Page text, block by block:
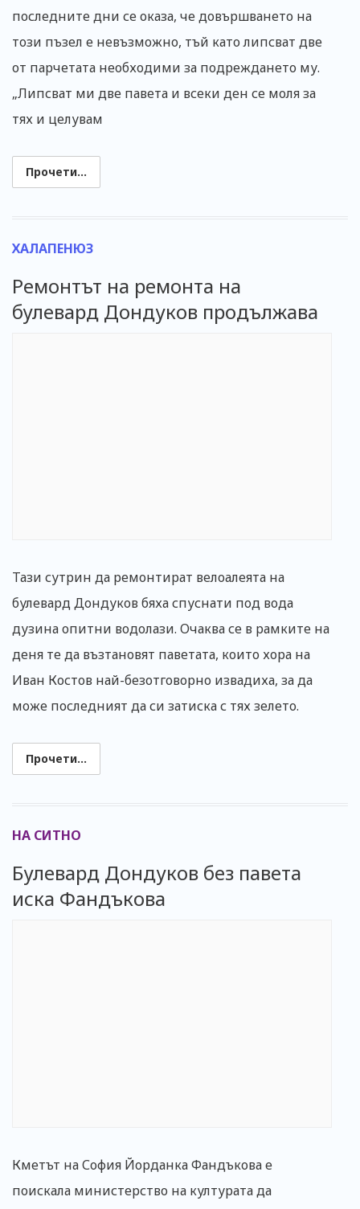
последните дни се оказа, че довършването на
този пъзел е невъзможно, тъй като липсват две
от парчетата необходими за подреждането му.
„Липсват ми две павета и всеки ден се моля за
тях и целувам
Прочети...
ХАЛАПЕНЮЗ
Ремонтът на ремонта на
булевард Дондуков продължава
Тази сутрин да ремонтират велоалеята на
булевард Дондуков бяха спуснати под вода
дузина опитни водолази. Очаква се в рамките на
деня те да възтановят паветата, които хора на
Иван Костов най-безотговорно извадиха, за да
може последният да си затиска с тях зелето.
Прочети...
НА СИТНО
Булевард Дондуков без павета
иска Фандъкова
Кметът на София Йорданка Фандъкова е
поискала министерство на културата да